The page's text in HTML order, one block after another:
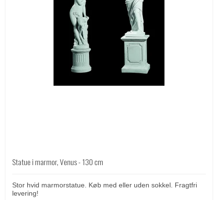
Statue i marmor, Venus - 130 cm
Stor hvid marmorstatue. Køb med eller uden sokkel. Fragtfri
levering!